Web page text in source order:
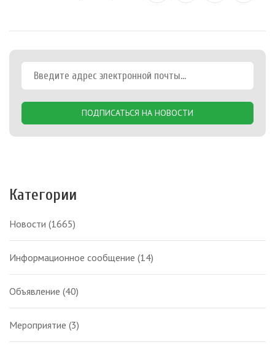
ПОДПИСАТЬСЯ НА НОВОСТИ
Категории
Новости (1665)
Информационное сообщение (14)
Объявление (40)
Мероприятие (3)